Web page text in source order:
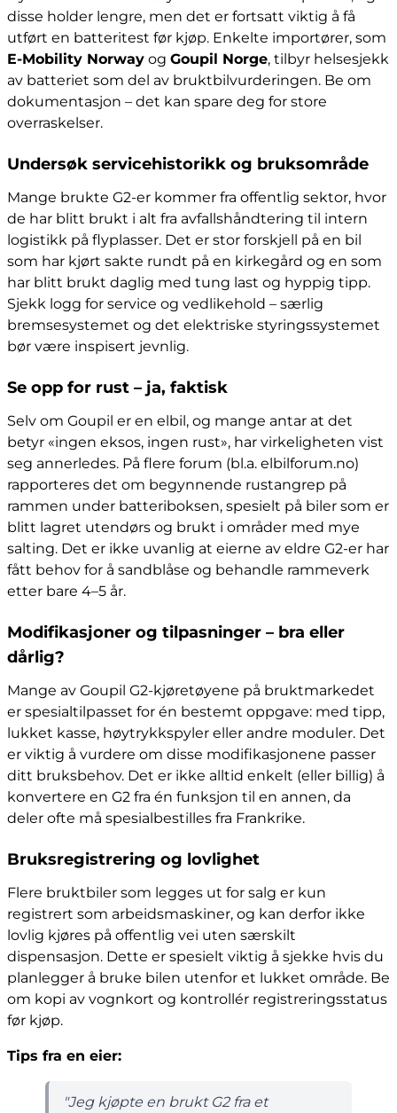
disse holder lengre, men det er fortsatt viktig å få
utført en batteritest før kjøp. Enkelte importører, som
E-Mobility Norway og Goupil Norge, tilbyr helsesjekk
av batteriet som del av bruktbilvurderingen. Be om
dokumentasjon – det kan spare deg for store
overraskelser.
Undersøk servicehistorikk og bruksområde
Mange brukte G2-er kommer fra offentlig sektor, hvor
de har blitt brukt i alt fra avfallshåndtering til intern
logistikk på flyplasser. Det er stor forskjell på en bil
som har kjørt sakte rundt på en kirkegård og en som
har blitt brukt daglig med tung last og hyppig tipp.
Sjekk logg for service og vedlikehold – særlig
bremsesystemet og det elektriske styringssystemet
bør være inspisert jevnlig.
Se opp for rust – ja, faktisk
Selv om Goupil er en elbil, og mange antar at det
betyr «ingen eksos, ingen rust», har virkeligheten vist
seg annerledes. På flere forum (bl.a. elbilforum.no)
rapporteres det om begynnende rustangrep på
rammen under batteriboksen, spesielt på biler som er
blitt lagret utendørs og brukt i områder med mye
salting. Det er ikke uvanlig at eierne av eldre G2-er har
fått behov for å sandblåse og behandle rammeverk
etter bare 4–5 år.
Modifikasjoner og tilpasninger – bra eller
dårlig?
Mange av Goupil G2-kjøretøyene på bruktmarkedet
er spesialtilpasset for én bestemt oppgave: med tipp,
lukket kasse, høytrykkspyler eller andre moduler. Det
er viktig å vurdere om disse modifikasjonene passer
ditt bruksbehov. Det er ikke alltid enkelt (eller billig) å
konvertere en G2 fra én funksjon til en annen, da
deler ofte må spesialbestilles fra Frankrike.
Bruksregistrering og lovlighet
Flere bruktbiler som legges ut for salg er kun
registrert som arbeidsmaskiner, og kan derfor ikke
lovlig kjøres på offentlig vei uten særskilt
dispensasjon. Dette er spesielt viktig å sjekke hvis du
planlegger å bruke bilen utenfor et lukket område. Be
om kopi av vognkort og kontrollér registreringsstatus
før kjøp.
Tips fra en eier:
"Jeg kjøpte en brukt G2 fra et